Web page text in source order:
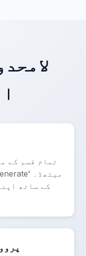
تمام قسم کے
🤖